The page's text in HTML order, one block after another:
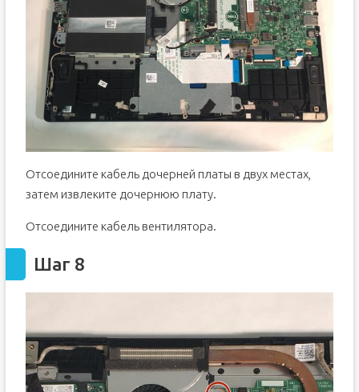
Отсоедините кабель дочерней платы в двух местах,
затем извлеките дочернюю плату.
Отсоедините кабель вентилятора.
Шаг 8